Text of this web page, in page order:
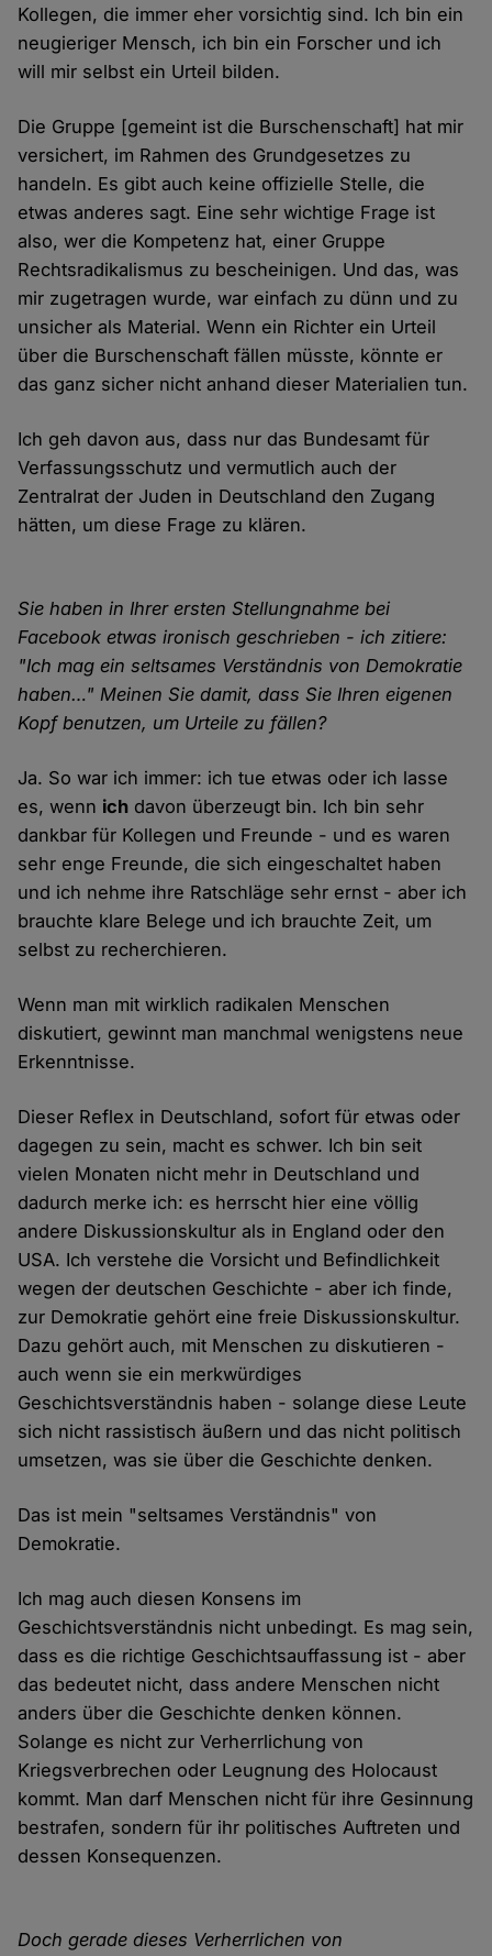
Kollegen, die immer eher vorsichtig sind. Ich bin ein
neugieriger Mensch, ich bin ein Forscher und ich
will mir selbst ein Urteil bilden.
Die Gruppe [gemeint ist die Burschenschaft] hat mir
versichert, im Rahmen des Grundgesetzes zu
handeln. Es gibt auch keine offizielle Stelle, die
etwas anderes sagt. Eine sehr wichtige Frage ist
also, wer die Kompetenz hat, einer Gruppe
Rechtsradikalismus zu bescheinigen. Und das, was
mir zugetragen wurde, war einfach zu dünn und zu
unsicher als Material. Wenn ein Richter ein Urteil
über die Burschenschaft fällen müsste, könnte er
das ganz sicher nicht anhand dieser Materialien tun.
Ich geh davon aus, dass nur das Bundesamt für
Verfassungsschutz und vermutlich auch der
Zentralrat der Juden in Deutschland den Zugang
hätten, um diese Frage zu klären.
Sie haben in Ihrer ersten Stellungnahme bei
Facebook etwas ironisch geschrieben - ich zitiere:
"Ich mag ein seltsames Verständnis von Demokratie
haben…" Meinen Sie damit, dass Sie Ihren eigenen
Kopf benutzen, um Urteile zu fällen?
Ja. So war ich immer: ich tue etwas oder ich lasse
es, wenn ich davon überzeugt bin. Ich bin sehr
dankbar für Kollegen und Freunde - und es waren
sehr enge Freunde, die sich eingeschaltet haben
und ich nehme ihre Ratschläge sehr ernst - aber ich
brauchte klare Belege und ich brauchte Zeit, um
selbst zu recherchieren.
Wenn man mit wirklich radikalen Menschen
diskutiert, gewinnt man manchmal wenigstens neue
Erkenntnisse.
Dieser Reflex in Deutschland, sofort für etwas oder
dagegen zu sein, macht es schwer. Ich bin seit
vielen Monaten nicht mehr in Deutschland und
dadurch merke ich: es herrscht hier eine völlig
andere Diskussionskultur als in England oder den
USA. Ich verstehe die Vorsicht und Befindlichkeit
wegen der deutschen Geschichte - aber ich finde,
zur Demokratie gehört eine freie Diskussionskultur.
Dazu gehört auch, mit Menschen zu diskutieren -
auch wenn sie ein merkwürdiges
Geschichtsverständnis haben - solange diese Leute
sich nicht rassistisch äußern und das nicht politisch
umsetzen, was sie über die Geschichte denken.
Das ist mein "seltsames Verständnis" von
Demokratie.
Ich mag auch diesen Konsens im
Geschichtsverständnis nicht unbedingt. Es mag sein,
dass es die richtige Geschichtsauffassung ist - aber
das bedeutet nicht, dass andere Menschen nicht
anders über die Geschichte denken können.
Solange es nicht zur Verherrlichung von
Kriegsverbrechen oder Leugnung des Holocaust
kommt. Man darf Menschen nicht für ihre Gesinnung
bestrafen, sondern für ihr politisches Auftreten und
dessen Konsequenzen.
Doch gerade dieses Verherrlichen von